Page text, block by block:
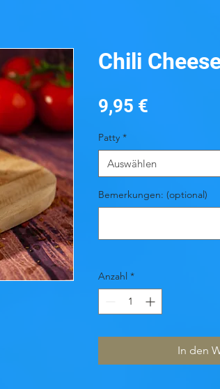
Chili
9,95 €
Patty *
Auswählen
Bemerkungen: (optional)
Anzahl *
In den